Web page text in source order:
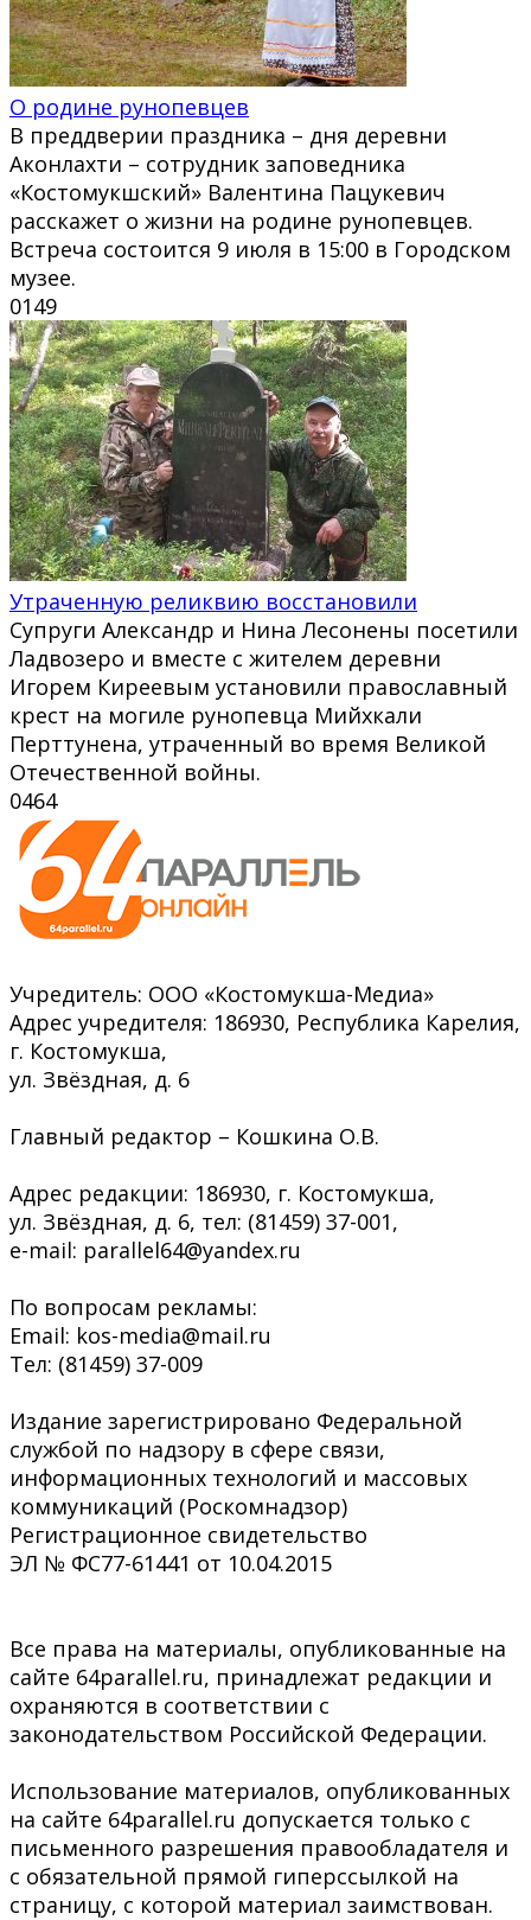
О родине рунопевцев
В преддверии праздника – дня деревни
Аконлахти – сотрудник заповедника
«Костомукшский» Валентина Пацукевич
расскажет о жизни на родине рунопевцев.
Встреча состоится 9 июля в 15:00 в Городском
музее.
0149
Утраченную реликвию восстановили
Супруги Александр и Нина Лесонены посетили
Ладвозеро и вместе с жителем деревни
Игорем Киреевым установили православный
крест на могиле рунопевца Мийхкали
Перттунена, утраченный во время Великой
Отечественной войны.
0464
Учредитель: ООО «Костомукша-Медиа»
Адрес учредителя: 186930, Республика Карелия,
г. Костомукша,
ул. Звёздная, д. 6
Главный редактор – Кошкина О.В.
Адрес редакции: 186930, г. Костомукша,
ул. Звёздная, д. 6, тел: (81459) 37-001,
e-mail: parallel64@yandex.ru
По вопросам рекламы:
Email: kos-media@mail.ru
Тел: (81459) 37-009
Издание зарегистрировано Федеральной
службой по надзору в сфере связи,
информационных технологий и массовых
коммуникаций (Роскомнадзор)
Регистрационное свидетельство
ЭЛ № ФС77-61441 от 10.04.2015
Все права на материалы, опубликованные на
сайте 64parallel.ru, принадлежат редакции и
охраняются в соответствии с
законодательством Российской Федерации.
Использование материалов, опубликованных
на сайте 64parallel.ru допускается только с
письменного разрешения правообладателя и
с обязательной прямой гиперссылкой на
страницу, с которой материал заимствован.